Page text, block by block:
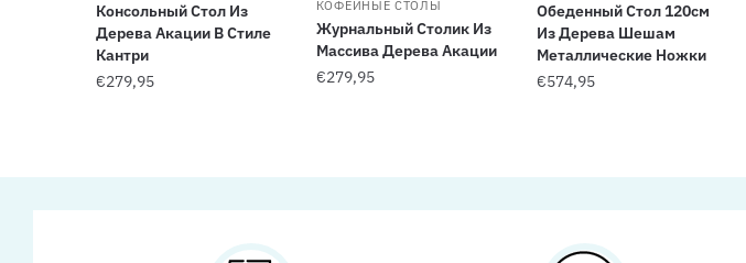
Консольный Стол Из
Дерева Акации В Стиле
Кантри
€279,95
КОФЕЙНЫЕ СТОЛЫ
Журнальный Столик Из
Массива Дерева Акации
€279,95
Обеденный Стол 120см
Из Дерева Шешам
Металлические Ножки
€574,95